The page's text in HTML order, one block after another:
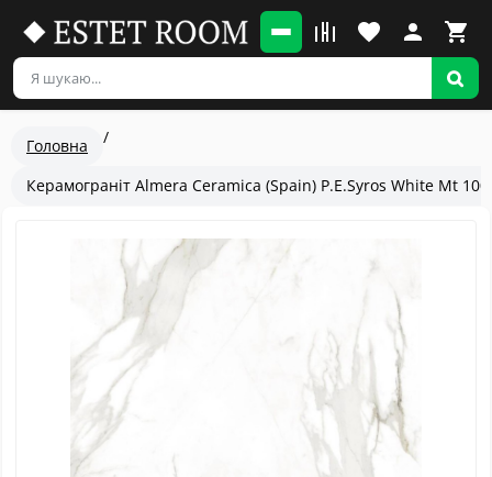
Головна
Керамограніт Almera Ceramica (Spain) P.E.Syros White Mt
Популярный